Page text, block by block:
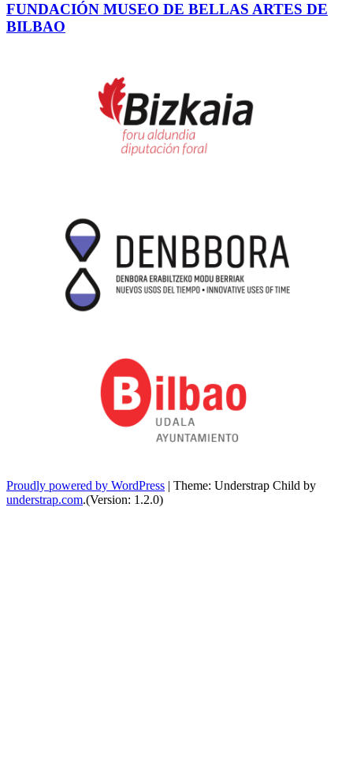
FUNDACIÓN MUSEO DE BELLAS ARTES DE
BILBAO
Proudly powered by WordPress | Theme: Understrap Child by
understrap.com.(Version: 1.2.0)